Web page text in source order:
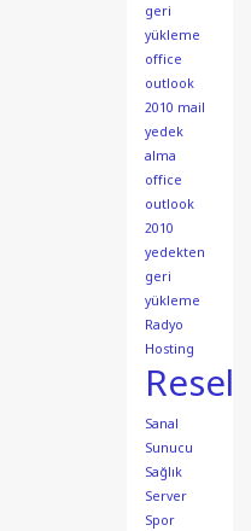
geri
yükleme
office
outlook
2010 mail
yedek
alma
office
outlook
2010
yedekten
geri
yükleme
Radyo
Hosting
Sanal
Sunucu
Sağlık
Server
Spor